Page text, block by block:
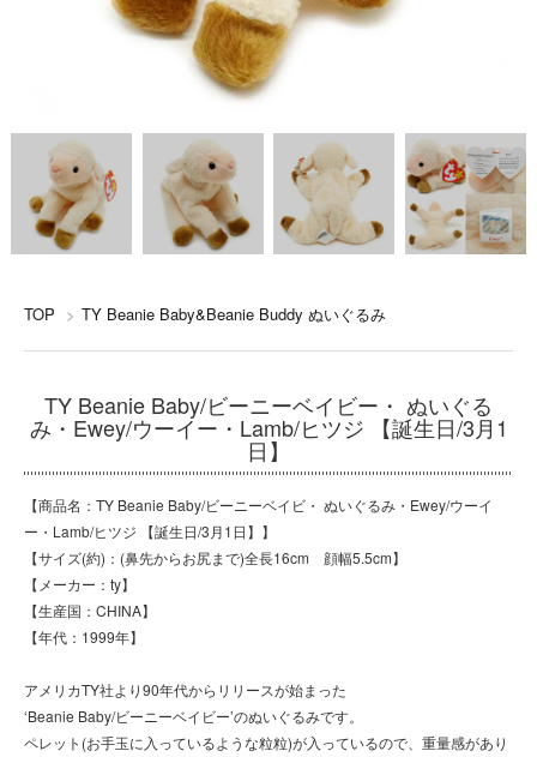
TOP > TY Beanie Baby&Beanie Buddy ぬいぐるみ
TY Beanie Baby/ビーニーベイビー・ ぬいぐる
み・Ewey/ウーイー・Lamb/ヒツジ 【誕生日/3月1
日】
【商品名：TY Beanie Baby/ビーニーベイビ・ ぬいぐるみ・Ewey/ウーイ
ー・Lamb/ヒツジ 【誕生日/3月1日】】
【サイズ(約)：(鼻先からお尻まで)全長16cm 顔幅5.5cm】
【メーカー：ty】
【生産国：CHINA】
【年代：1999年】
アメリカTY社より90年代からリリースが始まった
‘Beanie Baby/ビーニーベイビー’のぬいぐるみです。
ペレット(お手玉に入っているような粒粒)が入っているので、重量感があり